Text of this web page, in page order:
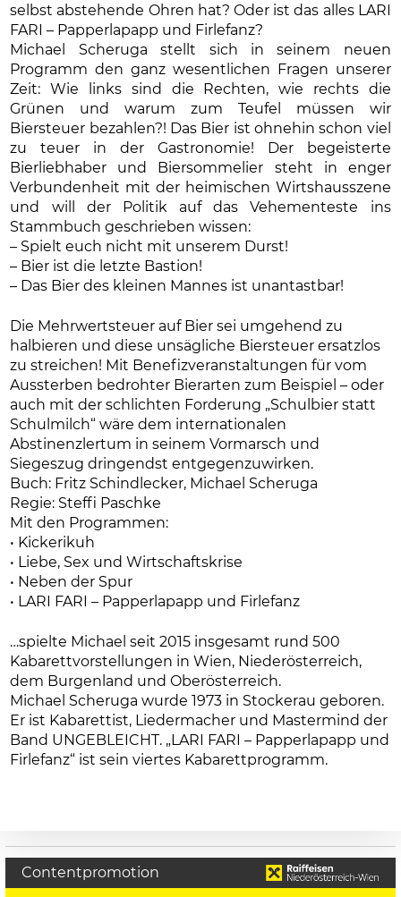
selbst abstehende Ohren hat? Oder ist das alles LARI
FARI – Papperlapapp und Firlefanz?
Michael Scheruga stellt sich in seinem neuen
Programm den ganz wesentlichen Fragen unserer
Zeit: Wie links sind die Rechten, wie rechts die
Grünen und warum zum Teufel müssen wir
Biersteuer bezahlen?! Das Bier ist ohnehin schon viel
zu teuer in der Gastronomie! Der begeisterte
Bierliebhaber und Biersommelier steht in enger
Verbundenheit mit der heimischen Wirtshausszene
und will der Politik auf das Vehementeste ins
Stammbuch geschrieben wissen:
– Spielt euch nicht mit unserem Durst!
– Bier ist die letzte Bastion!
– Das Bier des kleinen Mannes ist unantastbar!
Die Mehrwertsteuer auf Bier sei umgehend zu
halbieren und diese unsägliche Biersteuer ersatzlos
zu streichen! Mit Benefizveranstaltungen für vom
Aussterben bedrohter Bierarten zum Beispiel – oder
auch mit der schlichten Forderung „Schulbier statt
Schulmilch“ wäre dem internationalen
Abstinenzlertum in seinem Vormarsch und
Siegeszug dringendst entgegenzuwirken.
Buch: Fritz Schindlecker, Michael Scheruga
Regie: Steffi Paschke
Mit den Programmen:
• Kickerikuh
• Liebe, Sex und Wirtschaftskrise
• Neben der Spur
• LARI FARI – Papperlapapp und Firlefanz
…spielte Michael seit 2015 insgesamt rund 500
Kabarettvorstellungen in Wien, Niederösterreich,
dem Burgenland und Oberösterreich.
Michael Scheruga wurde 1973 in Stockerau geboren.
Er ist Kabarettist, Liedermacher und Mastermind der
Band UNGEBLEICHT. „LARI FARI – Papperlapapp und
Firlefanz“ ist sein viertes Kabarettprogramm.
Contentpromotion